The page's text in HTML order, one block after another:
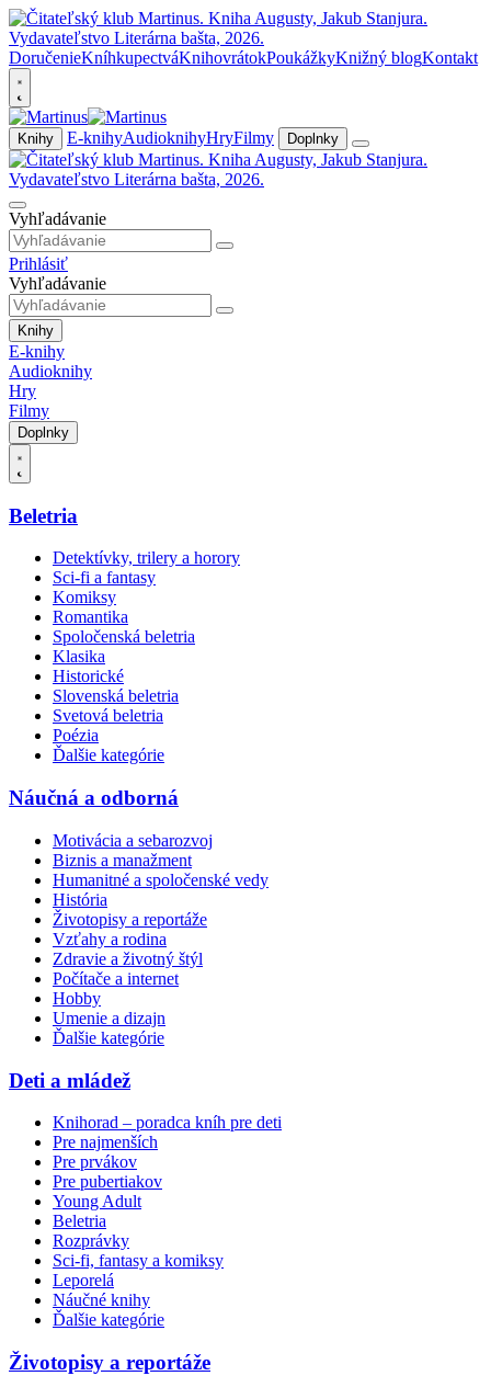
DoručenieKníhkupectváKnihovrátokPoukážkyKnižný blogKontakt
Knihy E-knihyAudioknihyHryFilmy Doplnky
Vyhľadávanie
Prihlásiť
Vyhľadávanie
Knihy
E-knihy
Audioknihy
Hry
Filmy
Doplnky
Beletria
Detektívky, trilery a horory
Sci-fi a fantasy
Komiksy
Romantika
Spoločenská beletria
Klasika
Historické
Slovenská beletria
Svetová beletria
Poézia
Ďalšie kategórie
Náučná a odborná
Motivácia a sebarozvoj
Biznis a manažment
Humanitné a spoločenské vedy
História
Životopisy a reportáže
Vzťahy a rodina
Zdravie a životný štýl
Počítače a internet
Hobby
Umenie a dizajn
Ďalšie kategórie
Deti a mládež
Knihorad – poradca kníh pre deti
Pre najmenších
Pre prvákov
Pre pubertiakov
Young Adult
Beletria
Rozprávky
Sci-fi, fantasy a komiksy
Leporelá
Náučné knihy
Ďalšie kategórie
Životopisy a reportáže